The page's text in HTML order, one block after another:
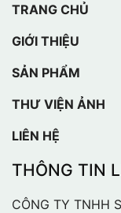
TRANG CHỦ
GIỚI THIỆU
SẢN PHẨM
THƯ VIỆN ẢNH
LIÊN HỆ
THÔNG TIN
CÔNG TY TNHH